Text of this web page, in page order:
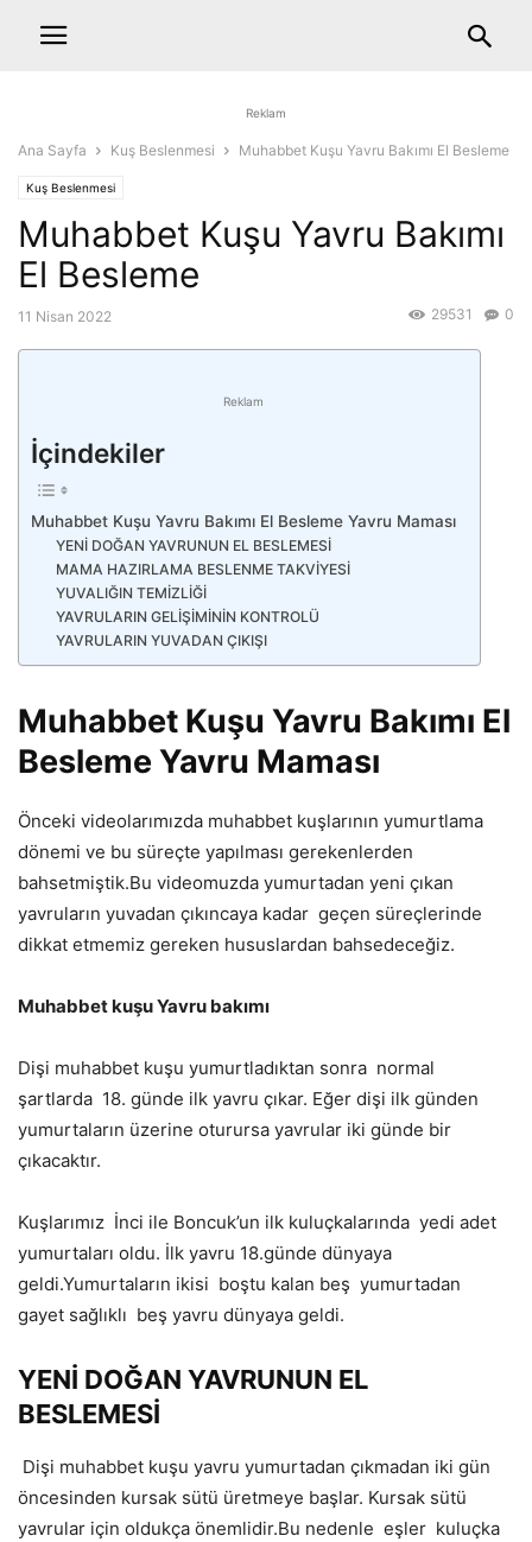
Reklam
Ana Sayfa Kuş Beslenmesi Muhabbet Kuşu Yavru Bakımı El Besleme
Kuş Beslenmesi
Muhabbet Kuşu Yavru Bakımı
El Besleme
11 Nisan 2022 0
29531
Reklam
İçindekiler
Muhabbet Kuşu Yavru Bakımı El Besleme Yavru Maması
YENİ DOĞAN YAVRUNUN EL BESLEMESİ
MAMA HAZIRLAMA BESLENME TAKVİYESİ
YUVALIĞIN TEMİZLİĞİ
YAVRULARIN GELİŞİMİNİN KONTROLÜ
YAVRULARIN YUVADAN ÇIKIŞI
Muhabbet Kuşu Yavru Bakımı El
Besleme Yavru Maması
Önceki videolarımızda muhabbet kuşlarının yumurtlama
dönemi ve bu süreçte yapılması gerekenlerden
bahsetmiştik.Bu videomuzda yumurtadan yeni çıkan
yavruların yuvadan çıkıncaya kadar geçen süreçlerinde
dikkat etmemiz gereken hususlardan bahsedeceğiz.
Muhabbet kuşu Yavru bakımı
Dişi muhabbet kuşu yumurtladıktan sonra normal
şartlarda 18. günde ilk yavru çıkar. Eğer dişi ilk günden
yumurtaların üzerine oturursa yavrular iki günde bir
çıkacaktır.
Kuşlarımız İnci ile Boncuk’un ilk kuluçkalarında yedi adet
yumurtaları oldu. İlk yavru 18.günde dünyaya
geldi.Yumurtaların ikisi boştu kalan beş yumurtadan
gayet sağlıklı beş yavru dünyaya geldi.
YENİ DOĞAN YAVRUNUN EL
BESLEMESİ
Dişi muhabbet kuşu yavru yumurtadan çıkmadan iki gün
öncesinden kursak sütü üretmeye başlar. Kursak sütü
yavrular için oldukça önemlidir.Bu nedenle eşler kuluçka